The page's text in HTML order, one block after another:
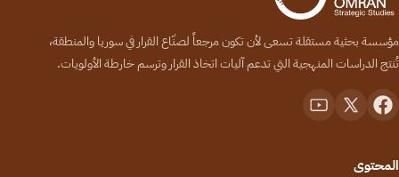
مؤسسة بحثية مستقلة تسعى لأن تكون مرجعاً لصنّاع القرار في سوريا والمنطقة،
تُنتج الدراسات المنهجية التي تدعم آليات اتخاذ القرار وترسم خارطة الأولويات.
المحتوى